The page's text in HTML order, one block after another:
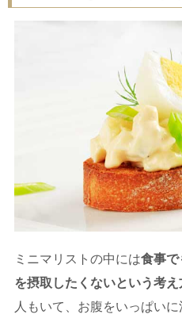
ミニマリストの中には食事で
を摂取したくないという考え
人もいて、お腹をいっぱい